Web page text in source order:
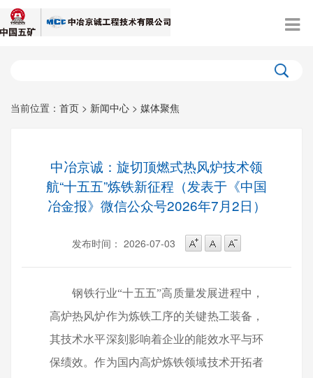
当前位置： 首页 > 新闻中心 > 媒体聚焦
中冶京诚：旋切顶燃式热风炉技术领
航“十五五”炼铁新征程（发表于《中国
冶金报》微信公众号2026年7月2日）
发布时间： 2026-07-03
钢铁行业“十五五”高质量发展进程中，
高炉热风炉作为炼铁工序的关键热工装备，
其技术水平深刻影响着企业的能效水平与环
保绩效。作为国内高炉炼铁领域技术开拓者